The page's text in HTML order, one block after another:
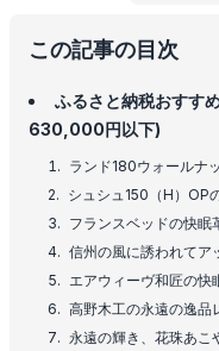
この記事の目次
ふるさと納税おすす
630,000円以下)
ランド180ウォールナ
シュシュ150（H）OP
フランスベッドの快眠
信州の風に誘われてア
エアウィーヴ和匠の快
高野木工の永遠の逸品
永遠の輝き、花珠あこ